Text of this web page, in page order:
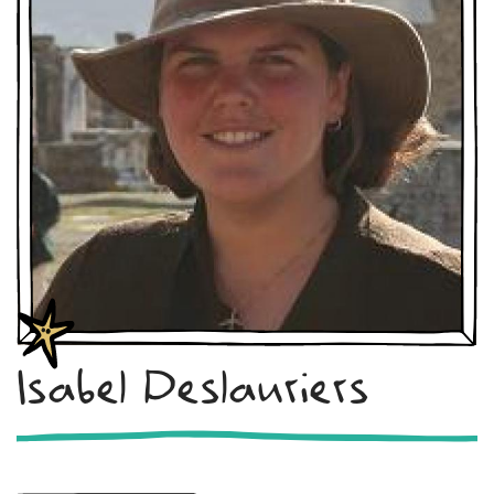
Isabel Deslauriers